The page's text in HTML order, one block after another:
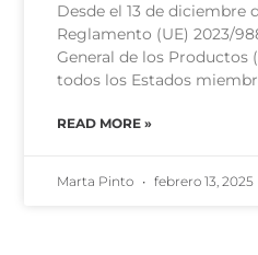
Desde el 13 de diciembre
Reglamento (UE) 2023/
General de los Productos
todos los Estados
READ MORE »
Marta Pinto febrero 13, 2025